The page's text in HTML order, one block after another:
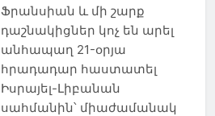
Ֆրանսիան և մի շարք
դաշնակիցներ կոչ են արել
անհապաղ 21-օրյա
հրադադար հաստատել
Իսրայել-Լիբանան
սահմանին՝ միաժամանակ